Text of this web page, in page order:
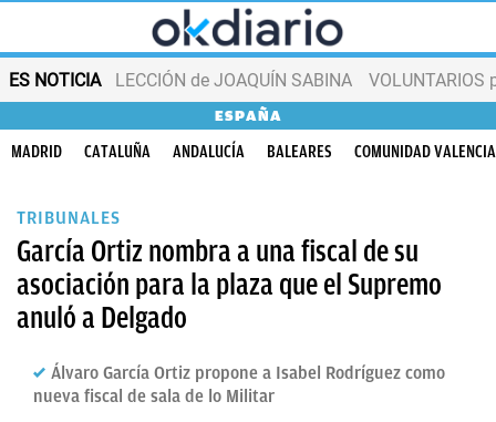
ES NOTICIA LECCIÓN de JOAQUÍN SABINA VOLUNTARIOS
ESPAÑA
MADRID CATALUÑA ANDALUCÍA BALEARES COMUNIDAD
TRIBUNALES
García Ortiz nombra a una fiscal de su
asociación para la plaza que el Supremo
anuló a Delgado
Álvaro García Ortiz propone a Isabel Rodríguez como
nueva fiscal de sala de lo Militar